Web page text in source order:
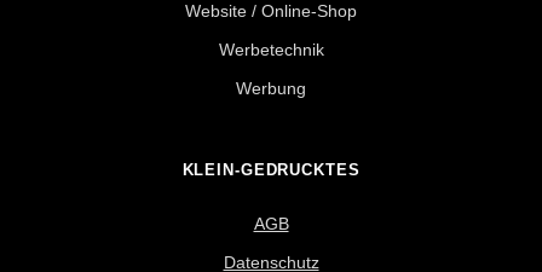
Website / Online-Shop
Werbetechnik
Werbung
KLEIN-GEDRUCKTES
AGB
Datenschutz